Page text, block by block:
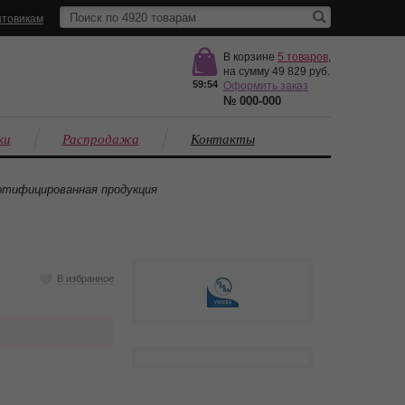
59:53
В корзине 5 товаров,
на сумму 49 829
Оформить заказ
№ 000-000
Распродажа Контакты
продукция
В избранное